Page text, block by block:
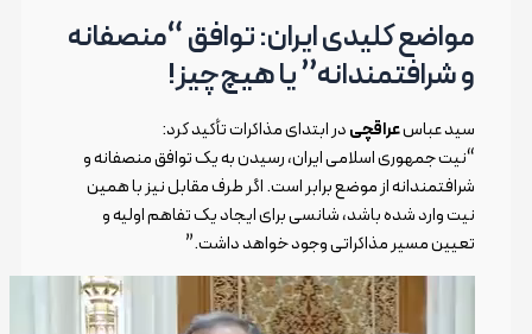
مواضع کلیدی ایران: توافق “منصفانه
و شرافتمندانه” یا هیچ‌چیز!
سید عباسعراقچیدر ابتدای مذاکرات تأکید کرد:
“نیت جمهوری اسلامی ایران، رسیدن به یک توافق منصفانه و
شرافتمندانه از موضع برابر است. اگر طرف مقابل نیز با همین
نیت وارد شده باشد، شانسی برای ایجاد یک تفاهم اولیه و
تعیین مسیر مذاکراتی وجود خواهد داشت.”